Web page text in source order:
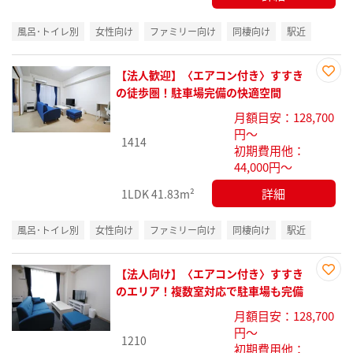
風呂･トイレ別 女性向け ファミリー向け 同棲向け 駅近
り登
【法人歓迎】〈エアコン付き〉すすき
の徒歩圏！駐車場完備の快適空間
1414
月額目安：128,700
円～
初期費用他：
44,000円～
1LDK41.83m² 詳細
風呂･トイレ別 女性向け ファミリー向け 同棲向け 駅近
り登
【法人向け】〈エアコン付き〉すすき
のエリア！複数室対応で駐車場も完備
1210
月額目安：128,700
円～
初期費用他：